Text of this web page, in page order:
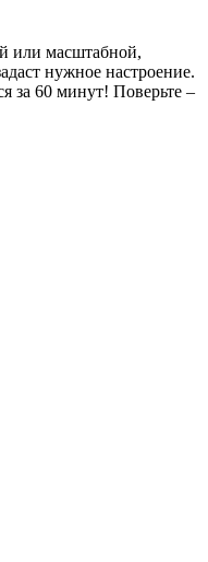
или масштабной,
нужное настроение.
за 60 минут! Поверьте –